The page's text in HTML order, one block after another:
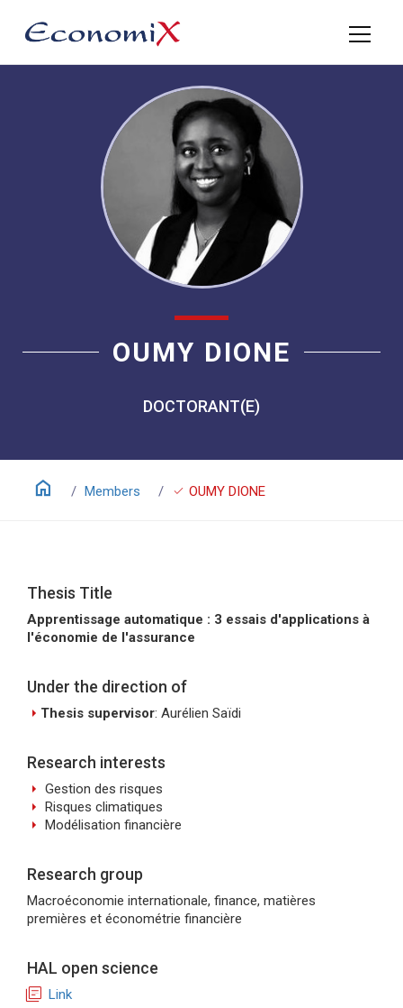
OUMY DIONE
DOCTORANT(E)
home Members check OUMY DIONE
Thesis Title
Apprentissage automatique : 3 essais d'applications à
l'économie de l'assurance
Under the direction of
arrow_rightThesis supervisor: Aurélien Saïdi
Research interests
arrow_right Gestion des risques
arrow_right Risques climatiques
arrow_right Modélisation financière
Research group
Macroéconomie internationale, finance, matières
premières et économétrie financière
HAL open science
library_books Link